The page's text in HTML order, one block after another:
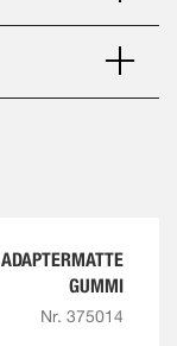
ADAPTERMATTE
GUMMI
Nr. 375014